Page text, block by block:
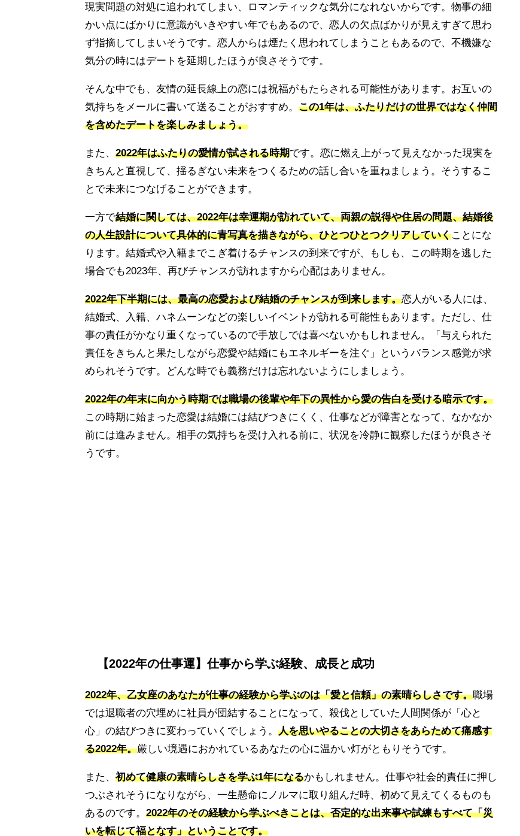
現実問題の対処に追われてしまい、ロマンティックな気分になれないからです。物事の細
かい点にばかりに意識がいきやすい年でもあるので、恋人の欠点ばかりが見えすぎて思わ
ず指摘してしまいそうです。恋人からは煙たく思われてしまうこともあるので、不機嫌な
気分の時にはデートを延期したほうが良さそうです。
そんな中でも、友情の延長線上の恋には祝福がもたらされる可能性があります。お互いの
気持ちをメールに書いて送ることがおすすめ。 この1年は、ふたりだけの世界ではなく仲間
を含めたデートを楽しみましょう。
また、 2022年はふたりの愛情が試される時期です。恋に燃え上がって見えなかった現実を
きちんと直視して、揺るぎない未来をつくるための話し合いを重ねましょう。そうするこ
とで未来につなげることができます。
一方で結婚に関しては、2022年は幸運期が訪れていて、両親の説得や住居の問題、結婚後
の人生設計について具体的に青写真を描きながら、ひとつひとつクリアしていく ことにな
ります。結婚式や入籍までこぎ着けるチャンスの到来ですが、もしも、この時期を逃した
場合でも2023年、再びチャンスが訪れますから心配はありません。
2022年下半期には、最高の恋愛および結婚のチャンスが到来します。恋人がいる人には、
結婚式、入籍、ハネムーンなどの楽しいイベントが訪れる可能性もあります。ただし、仕
事の責任がかなり重くなっているので手放しでは喜べないかもしれません。「与えられた
責任をきちんと果たしながら恋愛や結婚にもエネルギーを注ぐ」というバランス感覚が求
められそうです。どんな時でも義務だけは忘れないようにしましょう。
2022年の年末に向かう時期では職場の後輩や年下の異性から愛の告白を受ける暗示です。
この時期に始まった恋愛は結婚には結びつきにくく、仕事などが障害となって、なかなか
前には進みません。相手の気持ちを受け入れる前に、状況を冷静に観察したほうが良さそ
うです。
【2022年の仕事運】仕事から学ぶ経験、成長と成功
2022年、乙女座のあなたが仕事の経験から学ぶのは「愛と信頼」の素晴らしさです。職場
では退職者の穴埋めに社員が団結することになって、殺伐としていた人間関係が「心と
心」の結びつきに変わっていくでしょう。 人を思いやることの大切さをあらためて痛感す
る2022年。厳しい境遇におかれているあなたの心に温かい灯がともりそうです。
また、 初めて健康の素晴らしさを学ぶ1年になるかもしれません。仕事や社会的責任に押し
つぶされそうになりながら、一生懸命にノルマに取り組んだ時、初めて見えてくるものも
あるのです。 2022年のその経験から学ぶべきことは、否定的な出来事や試練もすべて「災
いを転じて福となす」ということです。